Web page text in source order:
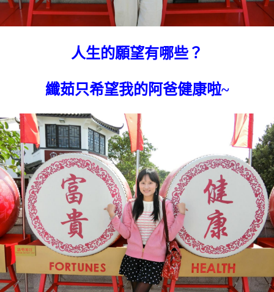
人生的願望有哪些？
纖茹只希望我的阿爸健康啦~